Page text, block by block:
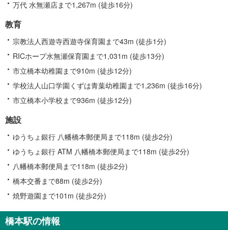
万代 水無瀬店まで1,267m (徒歩16分)
教育
宗教法人西遊寺西遊寺保育園まで43m (徒歩1分)
RICホープ水無瀬保育園まで1,031m (徒歩13分)
市立橋本幼稚園まで910m (徒歩12分)
学校法人山口学園くずは青葉幼稚園まで1,236m (徒歩16分)
市立橋本小学校まで936m (徒歩12分)
施設
ゆうちょ銀行 八幡橋本郵便局まで118m (徒歩2分)
ゆうちょ銀行 ATM 八幡橋本郵便局まで118m (徒歩2分)
八幡橋本郵便局まで118m (徒歩2分)
橋本交番まで88m (徒歩2分)
焼野遊園まで101m (徒歩2分)
橋本駅の情報